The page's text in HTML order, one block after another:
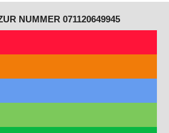
NUMMER 071120649945